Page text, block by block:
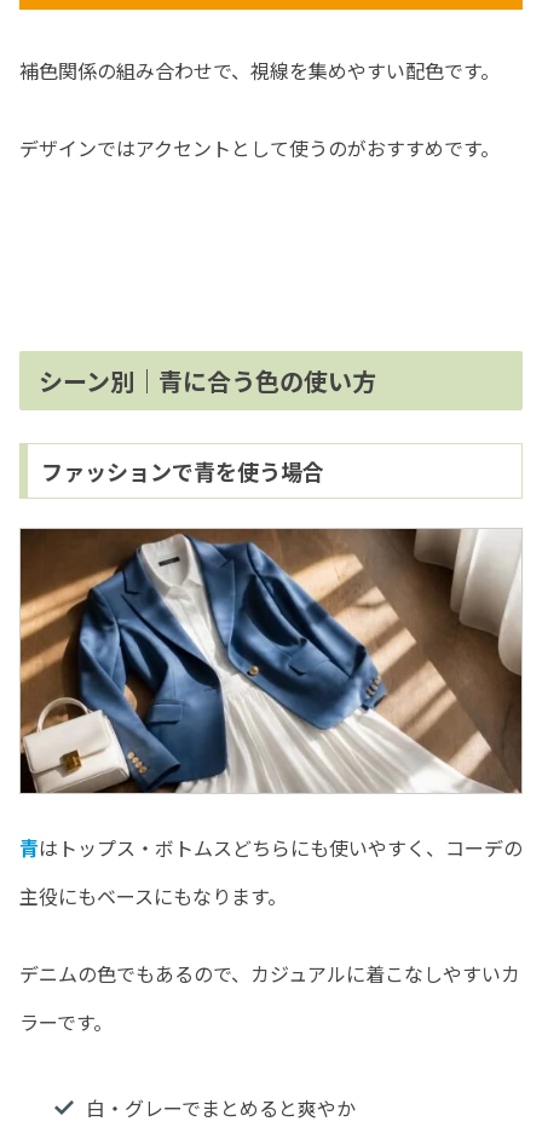
補色関係の組み合わせで、視線を集めやすい配色です。
デザインではアクセントとして使うのがおすすめです。
シーン別｜青に合う色の使い方
ファッションで青を使う場合
青はトップス・ボトムスどちらにも使いやすく、コーデの
主役にもベースにもなります。
デニムの色でもあるので、カジュアルに着こなしやすいカ
ラーです。
白・グレーでまとめると爽やか